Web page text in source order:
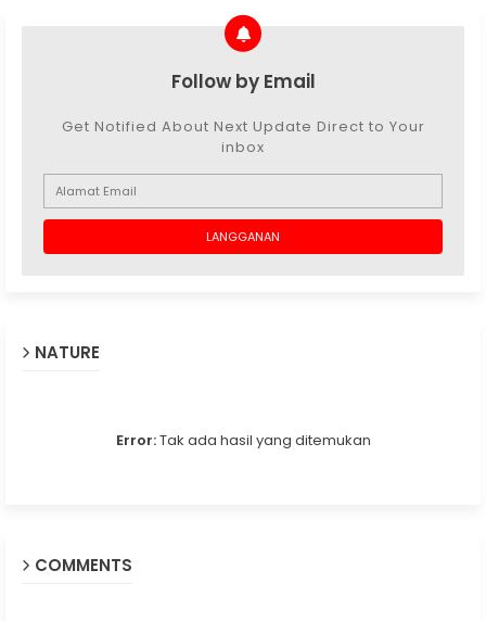
Follow by Email
Get Notified About Next Update Direct to Your
inbox
NATURE
Error:Tak ada hasil yang ditemukan
COMMENTS